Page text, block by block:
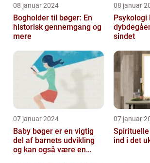
08 januar 2024
Bogholder til bøger: En
historisk gennemgang og
mere
08 januar
Psykologi
sindet
07 januar 2024
Baby bøger er en vigtig
del af barnets udvikling
og kan også være en
07 januar
ind i det